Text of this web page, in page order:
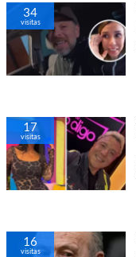
34
visitas
17
visitas
16
visitas